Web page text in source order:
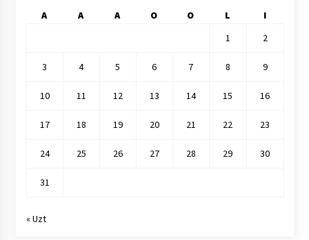
A A A O O L
I
1
2
3 4 5 6 7 8 9
10 11 12 13 14 15 16
17 18 19 20 21 22 23
24 25 26 27 28 29 30
31
« Uzt